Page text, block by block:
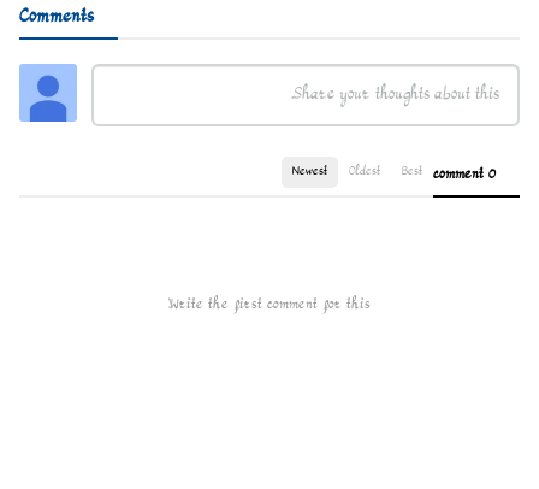
Comments
0 comment
Best
Oldest
Newest
Write the first comment for this!